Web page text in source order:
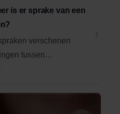
is er sprake van een
verschenen
tussen